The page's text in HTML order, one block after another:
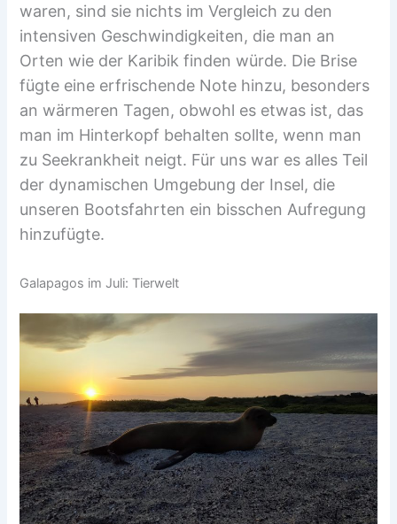
waren, sind sie nichts im Vergleich zu den
intensiven Geschwindigkeiten, die man an
Orten wie der Karibik finden würde. Die Brise
fügte eine erfrischende Note hinzu, besonders
an wärmeren Tagen, obwohl es etwas ist, das
man im Hinterkopf behalten sollte, wenn man
zu Seekrankheit neigt. Für uns war es alles Teil
der dynamischen Umgebung der Insel, die
unseren Bootsfahrten ein bisschen Aufregung
hinzufügte.
Galapagos im Juli: Tierwelt